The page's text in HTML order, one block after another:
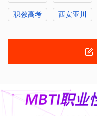
职教高考 西安亚川